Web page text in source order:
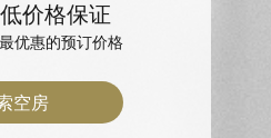
价格保证
优惠的预订价格
空房